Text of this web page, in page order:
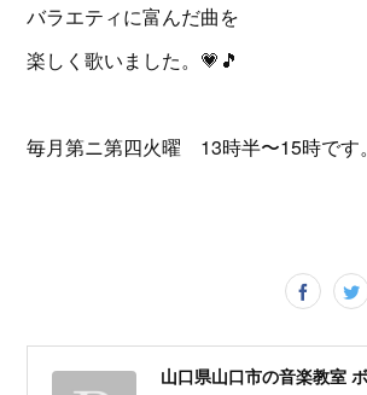
バラエティに富んだ曲を
楽しく歌いました。💗🎵
毎月第ニ第四火曜 13時半〜15時です。